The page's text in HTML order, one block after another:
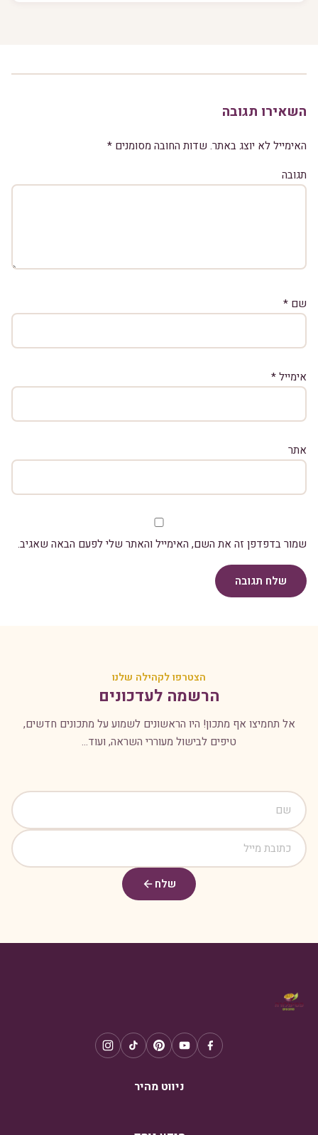
השאירו תגובה
האימייל לא יוצג באתר. שדות החובה מסומנים *
תגובה
שם *
אימייל*
אתר
שמור בדפדפן זה את השם, האימייל והאתר שלי לפעם הבאה שאגיב.
שלח תגובה
הצטרפו לקהילה שלנו
הרשמה לעדכונים
אל תחמיצו אף מתכון! היו הראשונים לשמוע על מתכונים חדשים,
טיפים לבישול מעוררי השראה, ועוד...
שלח
ניווט מהיר